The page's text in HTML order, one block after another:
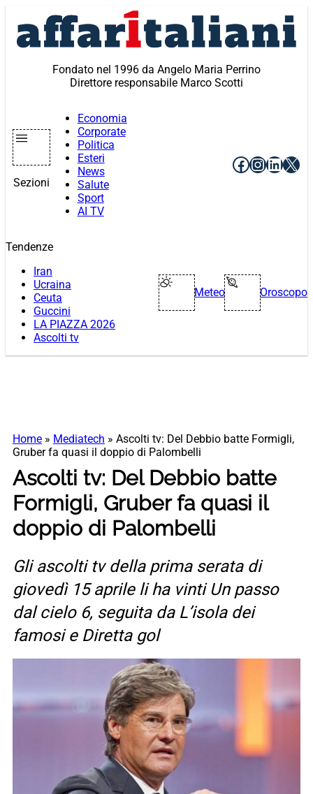
contenuto
Fondato nel 1996 da Angelo Maria Perrino
Direttore responsabile Marco Scotti
Sezioni
Economia
Corporate
Politica
Esteri
News
Salute
Sport
AI TV
Facebook
X
Tendenze
Iran
Ucraina
Ceuta
Guccini
LA PIAZZA 2026
Ascolti tv
Meteo Oroscopo
Home » Mediatech » Ascolti tv: Del Debbio batte Formigli,
Gruber fa quasi il doppio di Palombelli
Ascolti tv: Del Debbio batte
Formigli, Gruber fa quasi il
doppio di Palombelli
Gli ascolti tv della prima serata di
giovedì 15 aprile li ha vinti Un passo
dal cielo 6, seguita da L’isola dei
famosi e Diretta gol